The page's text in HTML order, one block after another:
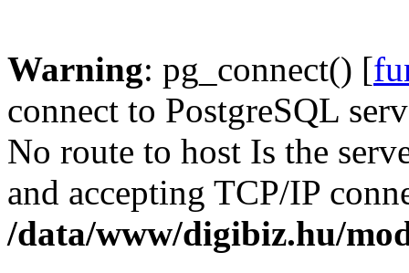
Warning: pg_connect() [
connect to PostgreSQL
No route to host Is the
and accepting TCP/IP
/data/www/digibiz.hu/